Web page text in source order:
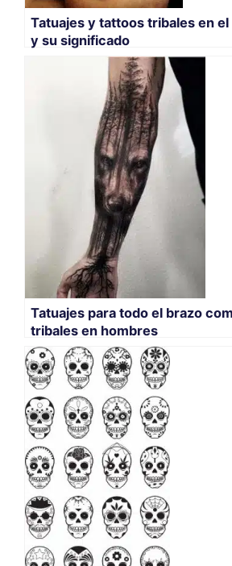
Tatuajes y tattoos tribales en el
y su significado
Tatuajes para todo el brazo
tribales en hombres